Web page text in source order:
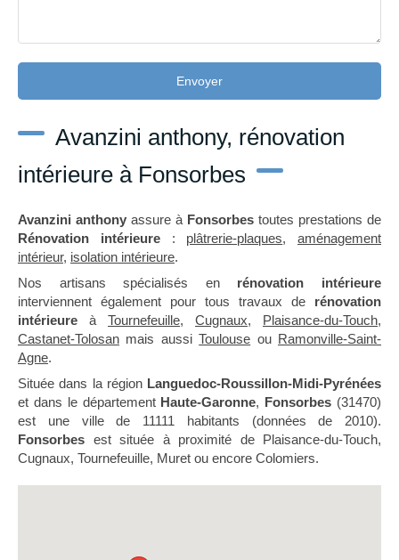
Envoyer
Avanzini anthony, rénovation
intérieure à Fonsorbes
Avanzini anthony assure à Fonsorbes toutes prestations de
Rénovation intérieure: plâtrerie-plaques, aménagement
intérieur, isolation intérieure.
Nos artisans spécialisés en rénovation intérieure
interviennent également pour tous travaux de rénovation
intérieure à Tournefeuille, Cugnaux, Plaisance-du-Touch,
Castanet-Tolosan mais aussiToulouse ou Ramonville-Saint-
Agne.
Située dans la région Languedoc-Roussillon-Midi-Pyrénées
et dans le département Haute-Garonne, Fonsorbes (31470)
est une ville de 11111 habitants (données de 2010).
Fonsorbes est située à proximité de Plaisance-du-Touch,
Cugnaux, Tournefeuille, Muret ou encore Colomiers.